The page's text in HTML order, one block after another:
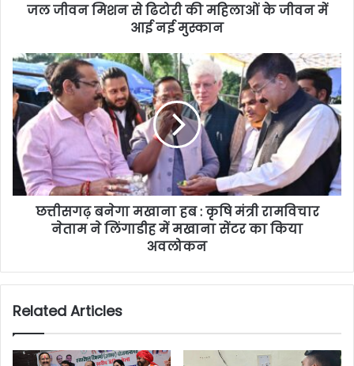
जल जीवन मिशन से ढिटोरी की महिलाओं के जीवन में
आई नई मुस्कान
छत्तीसगढ़ बनेगा मखाना हब : कृषि मंत्री रामविचार
नेताम ने लिंगाडीह में मखाना सेंटर का किया
अवलोकन
Related Articles